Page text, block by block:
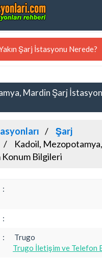
Şarj İstasyonu Nerede?
Mardin Şarj
Şarj
Kadoil, Mezopotamya,
Konum Bilgileri
:
:
:
Trugo
Trugo İletişim ve Telefon